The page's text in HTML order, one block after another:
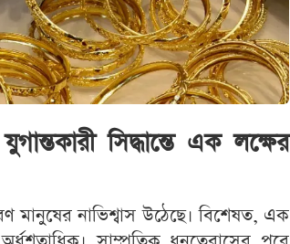
সিদ্ধান্তে এক লক্ষের
মানুষের নাভিশ্বাস উঠেছে। বিশেষত, এক